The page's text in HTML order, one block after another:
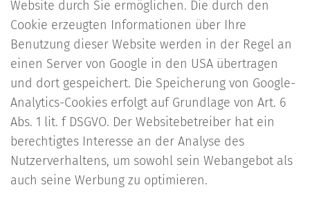
Website durch Sie ermöglichen. Die durch den
Cookie erzeugten Informationen über Ihre
Benutzung dieser Website werden in der Regel an
einen Server von Google in den USA übertragen
und dort gespeichert. Die Speicherung von Google-
Analytics-Cookies erfolgt auf Grundlage von Art. 6
Abs. 1 lit. f DSGVO. Der Websitebetreiber hat ein
berechtigtes Interesse an der Analyse des
Nutzerverhaltens, um sowohl sein Webangebot als
auch seine Werbung zu optimieren.